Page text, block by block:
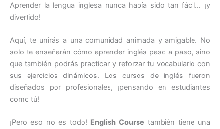
Aprender la lengua inglesa nunca había sido tan fácil… ¡y
divertido!
Aquí, te unirás a una comunidad animada y amigable. No
solo te enseñarán cómo aprender inglés paso a paso, sino
que también podrás practicar y reforzar tu vocabulario con
sus ejercicios dinámicos. Los cursos de inglés fueron
diseñados por profesionales, ¡pensando en estudiantes
como tú!
¡Pero eso no es todo! English Course también tiene una